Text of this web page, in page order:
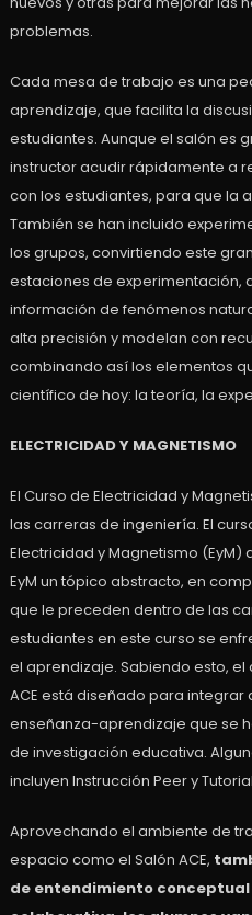
problemas.
Cada mesa de trabajo es una
aprendizaje, que facilita la
estudiantes. Aunque el salón es
instructor acudir rápidamente a
con los estudiantes, para que la
También se han incluido
los grupos, convirtiendo este
estaciones de experimentación,
información de fenómenos
alta precisión y modelan con
combinando así los elementos
científico de hoy: la teoría, la
ELECTRICIDAD Y MAGNETISMO
El Curso de Electricidad y
las carreras de ingeniería. El
Electricidad y Magnetismo (EyM)
EyM un tópico abstracto, en
que le preceden dentro de las
estudiantes en este curso se
el aprendizaje. Sabiendo esto, el
ACE está diseñado para
enseñanza-aprendizaje que se
de investigación educativa.
incluyen Instrucción Peer y
Aprovechando el ambiente de
espacio como el Salón ACE,
de entendimiento conceptual